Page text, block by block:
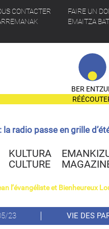
CONTACTER
FAIRE UN
EMAITZA
BER
radio passe en grille
KULTURA
CULTURE
l’évangéliste et Bienheureux
23 VIE DES